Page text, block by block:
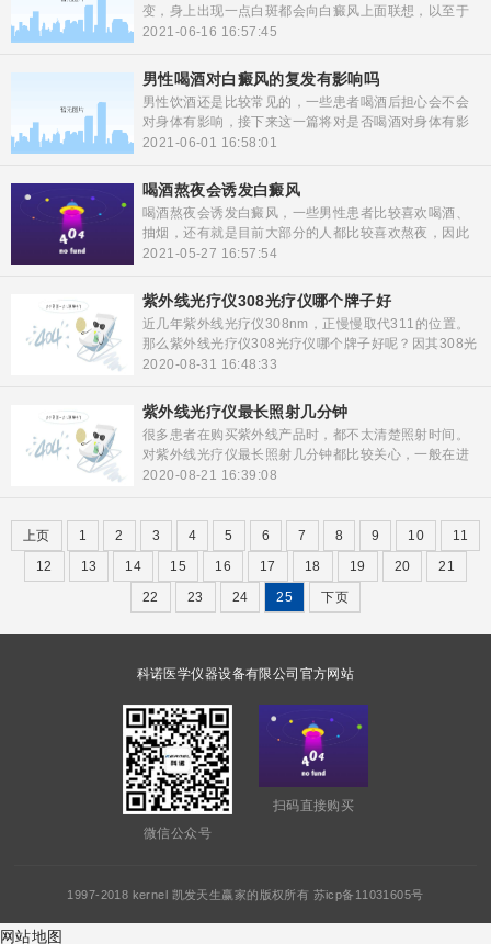
变，身上出现一点白斑都会向白癜风上面联想，以至于
这个疾病成为了一些人心中的恐怖色，那么白癜风到底
有哪些，我们一起来看一下：
2021-06-16 16:57:45
男性喝酒对白癜风的复发有影响吗
男性饮酒还是比较常见的，一些患者喝酒后担心会不会
对身体有影响，接下来这一篇将对是否喝酒对身体有影
响，做出一定的介绍，希望对部分朋友有帮助。
2021-06-01 16:58:01
喝酒熬夜会诱发白癜风
喝酒熬夜会诱发白癜风，一些男性患者比较喜欢喝酒、
抽烟，还有就是目前大部分的人都比较喜欢熬夜，因此
熬夜会不会导致白癜风的产生呢？生活作息不规律会造
风的诱发，我们一起来了解一下：
2021-05-27 16:57:54
紫外线光疗仪308光疗仪哪个牌子好
近几年紫外线光疗仪308nm，正慢慢取代311的位置。
那么紫外线光疗仪308光疗仪哪个牌子好呢？因其308光
疗仪治疗效果比311的快一些，近几年来308nm光疗
它的作用也是不一样的，并不能因为效果好而就使用
308，还是要根据实际情况来治疗。
2020-08-31 16:48:33
紫外线光疗仪最长照射几分钟
很多患者在购买紫外线产品时，都不太清楚照射时间。
对紫外线光疗仪最长照射几分钟都比较关心，一般在进
行光照射时先进行一个med皮肤测试。具体的照射时间
2020-08-21 16:39:08
上页 1 2 3 4 5 6 7 8 9 10
11
12
13 14 15 16 17 18 19 20
21
22
23 24 25 下页
科诺医学仪器设备有限公司官方网站
微信公众号
扫码直接购买
1997-2018 kernel 凯发天生赢家的版权所有 苏icp备11031605号
网站地图